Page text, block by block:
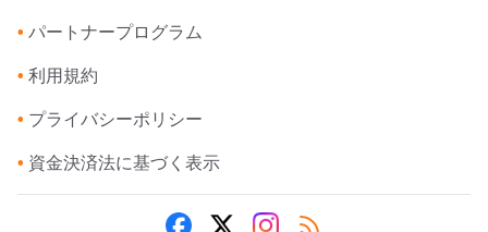
• パートナープログラム
• 利用規約
• プライバシーポリシー
• 資金決済法に基づく表示